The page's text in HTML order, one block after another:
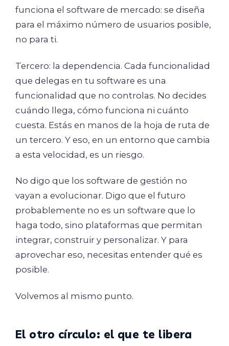
funciona el software de mercado: se diseña
para el máximo número de usuarios posible,
no para ti.
Tercero: la dependencia. Cada funcionalidad
que delegas en tu software es una
funcionalidad que no controlas. No decides
cuándo llega, cómo funciona ni cuánto
cuesta. Estás en manos de la hoja de ruta de
un tercero. Y eso, en un entorno que cambia
a esta velocidad, es un riesgo.
No digo que los software de gestión no
vayan a evolucionar. Digo que el futuro
probablemente no es un software que lo
haga todo, sino plataformas que permitan
integrar, construir y personalizar. Y para
aprovechar eso, necesitas entender qué es
posible.
Volvemos al mismo punto.
El otro círculo: el que te libera